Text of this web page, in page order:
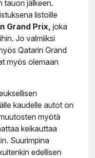
tauon jälkeen.
listoille
Grand Prix,joka
Jo valmiiksi
Qatarin Grand
myös olemaan
kaudelle autot on
myötä
keikauttaa
Suurimpina
edellisen